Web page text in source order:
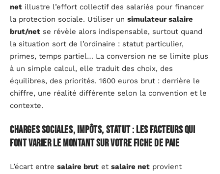
net illustre l’effort collectif des salariés pour financer
la protection sociale. Utiliser un simulateur salaire
brut/net se révèle alors indispensable, surtout quand
la situation sort de l’ordinaire : statut particulier,
primes, temps partiel… La conversion ne se limite plus
à un simple calcul, elle traduit des choix, des
équilibres, des priorités. 1600 euros brut : derrière le
chiffre, une réalité différente selon la convention et le
contexte.
Charges sociales, impôts, statut : les facteurs qui
font varier le montant sur votre fiche de paie
L’écart entre salaire brut et salaire net provient